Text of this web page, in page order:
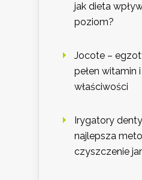
jak dieta
poziom?
Jocote –
pełen witamin
właściwości
Irygatory
najlepsza
czyszczenie